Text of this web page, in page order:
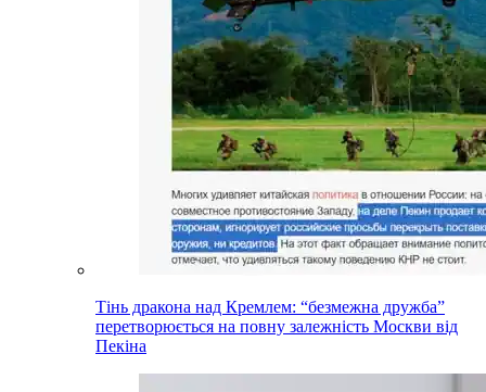
Тінь дракона над Кремлем: “безмежна дружба”
перетворюється на повну залежність Москви від
Пекіна